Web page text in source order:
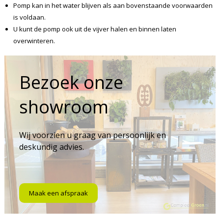
Pomp kan in het water blijven als aan bovenstaande voorwaarden
is voldaan.
U kunt de pomp ook uit de vijver halen en binnen laten
overwinteren.
Bezoek onze
showroom
Wij voorzien u graag van persoonlijk en
deskundig advies.
Maak een afspraak